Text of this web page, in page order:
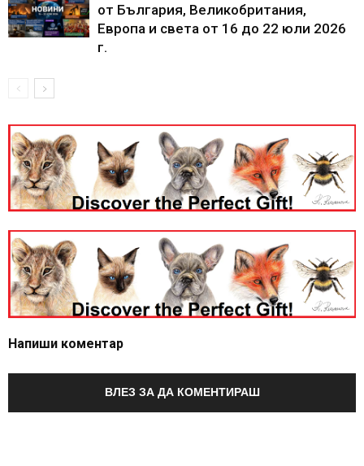
от България, Великобритания,
Европа и света от 16 до 22 юли 2026
г.
Напиши коментар
ВЛЕЗ ЗА ДА КОМЕНТИРАШ